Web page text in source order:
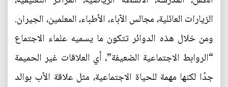
الزيارات العائلية، مجالس الآباء، الأطباء، المعلمين، الجيران.
ومن خلال هذه الدوائر تتكون ما يسميه علماء الاجتماع
“الروابط الاجتماعية الضعيفة”، أي العلاقات غير الحميمة
جدًا لكنها مهمة للحياة الاجتماعية، مثل علاقة الأب بوالد